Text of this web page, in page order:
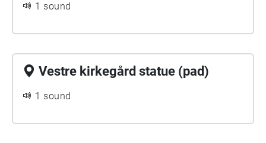
1 sound
Vestre kirkegård statue (pad)
1 sound